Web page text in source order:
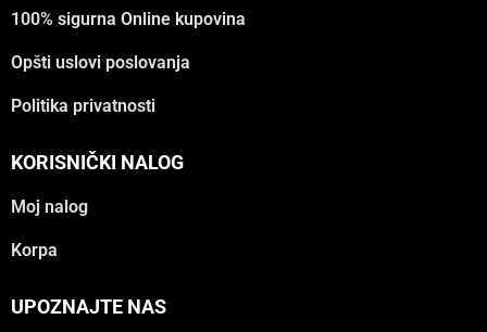
100% sigurna Online kupovina
Opšti uslovi poslovanja
Politika privatnosti
KORISNIČKI NALOG
Moj nalog
Korpa
UPOZNAJTE NAS